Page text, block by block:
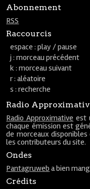
Abonnement
RSS
Raccourcis
espace : play / pause
j : morceau précédent
k : morceau suivant
r : aléatoire
s : recherche
Radio
Radio Approximative est
chaque émission est
de morceaux
les contributeurs du site.
Ondes
Pantagruweb a bien
Crédits